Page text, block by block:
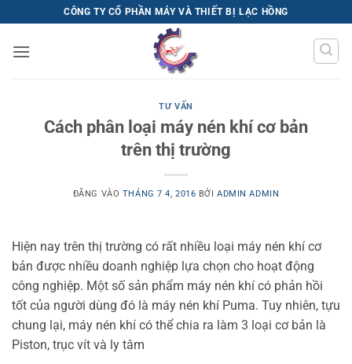
qua
nội
CÔNG TY CỔ PHẦN MÁY VÀ THIẾT BỊ LẠC HỒNG
TƯ VẤN
Cách phân loại máy nén khí cơ bản
trên thị trường
ĐĂNG VÀO THÁNG 7 4, 2016 BỞIADMIN ADMIN
Hiện nay trên thị trường có rất nhiều loại máy nén khí cơ
bản được nhiều doanh nghiệp lựa chọn cho hoạt động
công nghiệp. Một số sản phẩm máy nén khí có phản hồi
tốt của người dùng đó là máy nén khí Puma. Tuy nhiên, tựu
chung lại, máy nén khí có thể chia ra làm 3 loại cơ bản là
Piston, trục vít và ly tâm